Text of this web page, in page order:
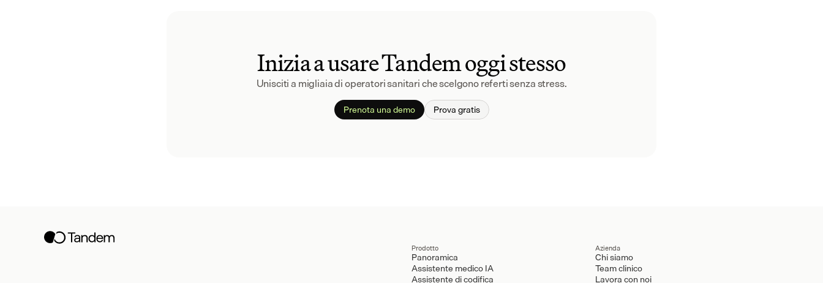
Inizia a usare Tandem oggi stesso
Unisciti a migliaia di operatori sanitari che scelgono referti senza stress.
Prenota una demo Prova gratis
Prodotto
Panoramica
Assistente medico IA
Assistente di codifica
Azienda
Chi siamo
Team clinico
Lavora con noi